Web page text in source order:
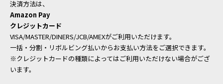
決済方法は、
Amazon Pay
クレジットカード
VISA/MASTER/DINERS/JCB/AMEXがご利用いただけます。
一括・分割・リボルビング払いからお支払い方法をご選択できます。
※クレジットカードの種類によってはご利用いただけない場合がござ
います。